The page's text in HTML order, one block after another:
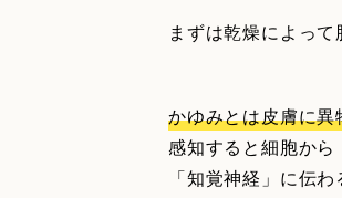
まずは乾燥によっ
かゆみとは皮膚に
感知すると細胞か
「知覚神経」に伝